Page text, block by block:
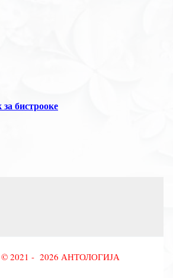
бистрооке
© 2021 - 2026 АНТОЛОГИЈА